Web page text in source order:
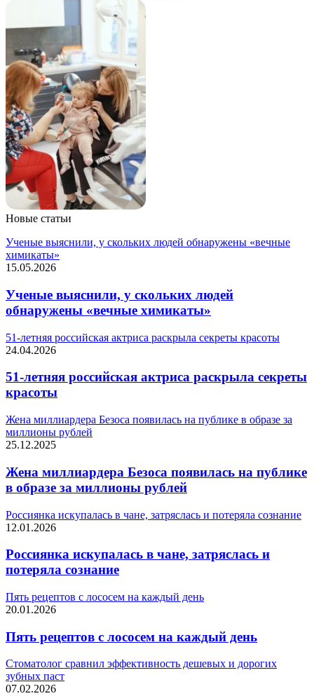
Новые статьи
Ученые выяснили, у скольких людей обнаружены «вечные
химикаты»
15.05.2026
Ученые выяснили, у скольких людей
обнаружены «вечные химикаты»
51-летняя российская актриса раскрыла секреты красоты
24.04.2026
51-летняя российская актриса раскрыла секреты
красоты
Жена миллиардера Безоса появилась на публике в образе за
миллионы рублей
25.12.2025
Жена миллиардера Безоса появилась на публике
в образе за миллионы рублей
Россиянка искупалась в чане, затряслась и потеряла сознание
12.01.2026
Россиянка искупалась в чане, затряслась и
потеряла сознание
Пять рецептов с лососем на каждый день
20.01.2026
Пять рецептов с лососем на каждый день
Стоматолог сравнил эффективность дешевых и дорогих
зубных паст
07.02.2026